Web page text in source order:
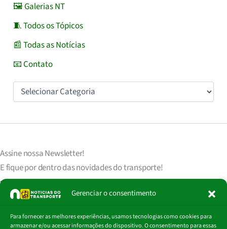
Gerenciar o consentimento
Para fornecer as melhores experiências, usamos tecnologias como cookies para
armazenar e/ou acessar informações do dispositivo. O consentimento para essas
🖼️ Galerias NT
🧵 Todos os Tópicos
📰 Todas as Notícias
📧 Contato
Assine nossaNewsletter!
E fique por dentro das novidades do transporte!
Seu endereço de e-mail
clicando aqui.
Digite
Assinar